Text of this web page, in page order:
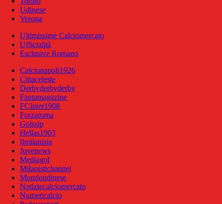
Udinese
Verona
Ultimissime Calciomercato
Ufficialità
Esclusive Romano
Calcionapoli1926
Cittaceleste
Derbyderbyderby
Fantamagazine
FCInter1908
Forzaroma
Golssip
Hellas1903
Ilmilanista
Juvenews
Mediagol
Milanistichannel
Mondoudinese
Notiziecalciomercato
Numericalcio